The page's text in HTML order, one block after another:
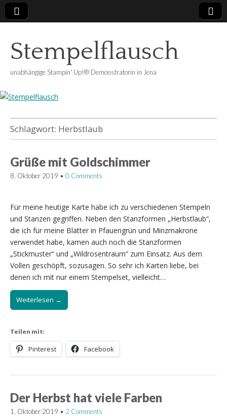
Stempelflausch
unabhängige Stampin' Up!® Demonstratorin in Jena
Schlagwort: Herbstlaub
Grüße mit Goldschimmer
8. Oktober 2019 • 0 Comments
Für meine heutige Karte habe ich zu verschiedenen Stempeln
und Stanzen gegriffen. Neben den Stanzformen „Herbstlaub“,
die ich für meine Blätter in Pfauengrün und Minzmakrone
verwendet habe, kamen auch noch die Stanzformen
„Stickmuster“ und „Wildrosentraum“ zum Einsatz. Aus dem
Vollen geschöpft, sozusagen. So sehr ich Karten liebe, bei
denen ich mit nur einem Stempelset, vielleicht…
Weiterlesen →
Teilen mit:
Pinterest Facebook
Der Herbst hat viele Farben
1. Oktober 2019 • 2 Comments